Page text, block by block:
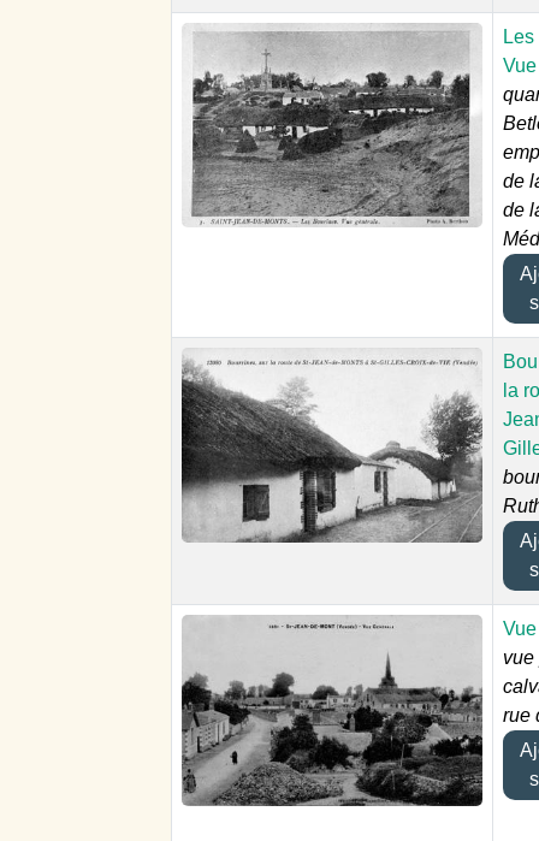
de
de
la
vue
rue